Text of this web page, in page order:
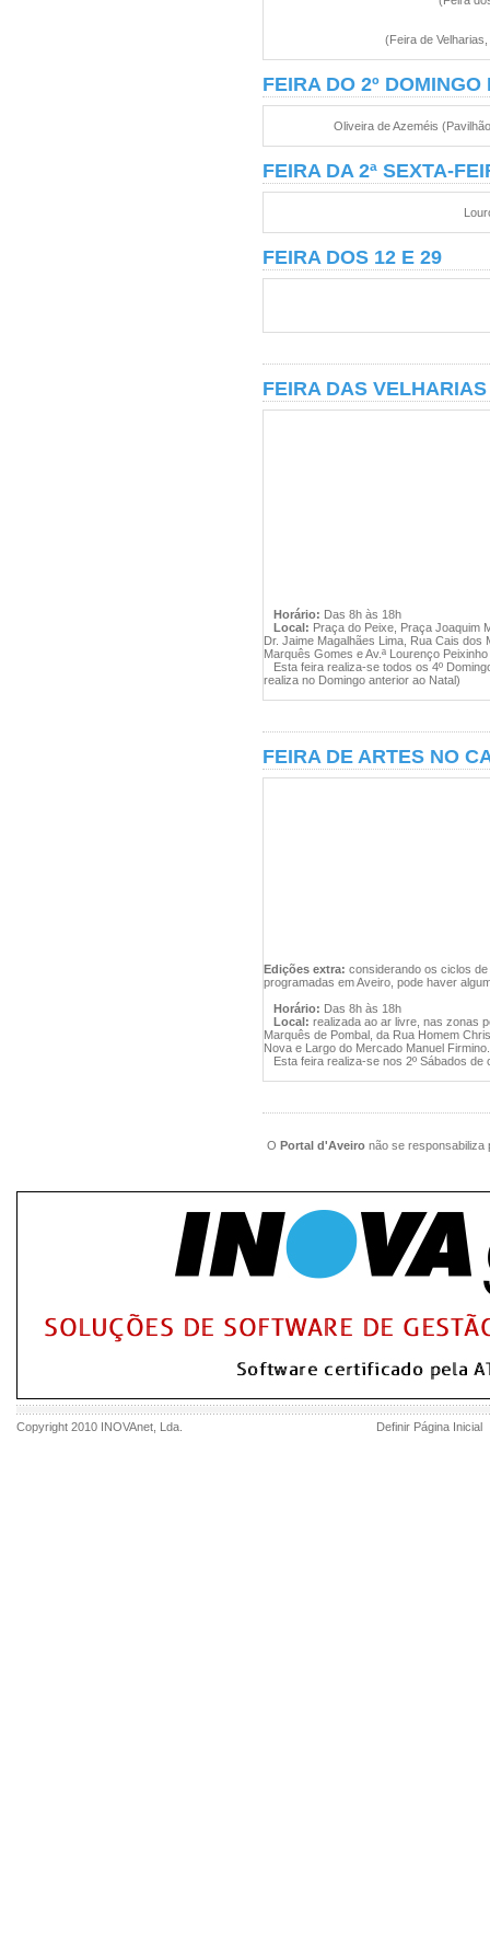
(Feira de
FEIRA DO 2º DOMINGO
Oliveira de Azeméis
FEIRA DA 2ª SEXTA-
FEIRA DOS 12 E 29
FEIRA DAS VELHARIAS
Horário: Das 8h às 18h
Local: Praça do Peixe, Praça Joaquim
Dr. Jaime Magalhães Lima, Rua Cais
Marquês Gomes e Av.ª Lourenço
Esta feira realiza-se todos os 4º
realiza no Domingo anterior ao Natal)
FEIRA DE ARTES NO
Edições extra: considerando os ciclos
programadas em Aveiro, pode haver
Horário: Das 8h às 18h
Local: realizada ao ar livre, nas zonas
Marquês de Pombal, da Rua Homem
Nova e Largo do Mercado Manuel Firmino.
Esta feira realiza-se nos 2º Sábados de
O Portal d'Aveiro não se responsabiliza
Copyright 2010 INOVAnet , Lda. Definir Página Inicial